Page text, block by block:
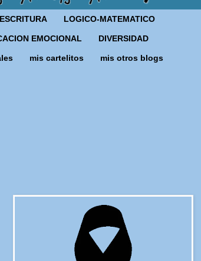
LOGICO-MATEMATICO
EMOCIONAL DIVERSIDAD
mis cartelitos mis otros blogs